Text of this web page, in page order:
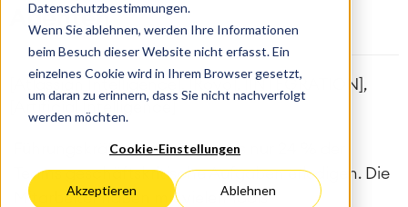
Datenschutzbestimmungen.
Wenn Sie ablehnen, werden Ihre Informationen
beim Besuch dieser Website nicht erfasst. Ein
einzelnes Cookie wird in Ihrem Browser gesetzt,
um daran zu erinnern, dass Sie nicht nachverfolgt
werden möchten.
Cookie-Einstellungen
Akzeptieren Ablehnen
Agenten
[Atlassian Intelligence], [Rovo], [INTEGRATION],
[Artificial Intelligence]
Führungskräfte geben an, dass nur 24 % der
Teams geschäftskritische Aufgaben erledigen. Die
Mitarbeiter haben mit vielen Tools